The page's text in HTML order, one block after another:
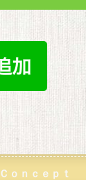
Ｃｏｎｃｅｐｔ